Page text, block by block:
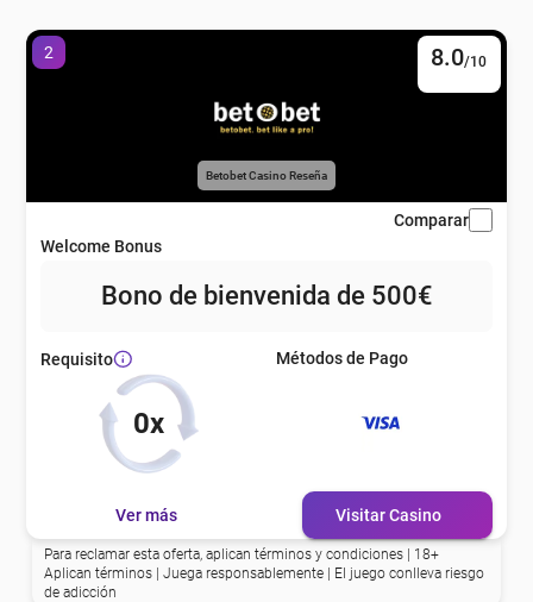
2
Betobet Casino Reseña
8.0/10
Welcome Bonus
Bono de bienvenida de 500€
Métodos de Pago
Requisito
0x
Comparar
Visitar Casino
Ver más
Para reclamar esta oferta, aplican términos y condiciones | 18+
Aplican términos | Juega responsablemente | El juego conlleva riesgo
de adicción